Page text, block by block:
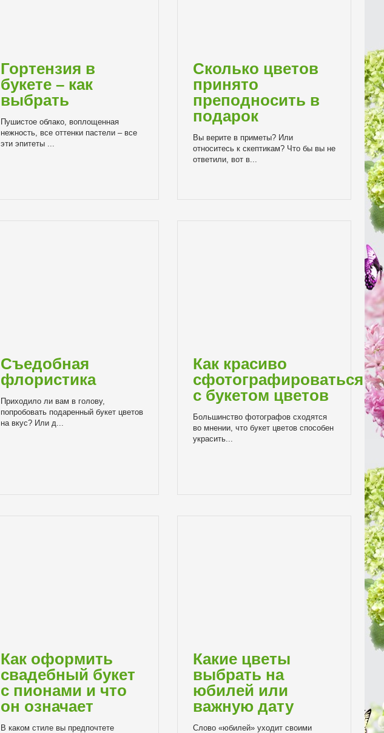
Гортензия в
букете – как
выбрать
Пушистое облако, воплощенная
нежность, все оттенки пастели – все
эти эпитеты ...
Сколько цветов
принято
преподносить в
подарок
Вы верите в приметы? Или
относитесь к скептикам? Что бы вы не
ответили, вот в...
Съедобная
флористика
Приходило ли вам в голову,
попробовать подаренный букет цветов
на вкус? Или д...
Как красиво
сфотографироваться
с букетом цветов
Большинство фотографов сходятся
во мнении, что букет цветов способен
украсить...
Как оформить
свадебный букет
с пионами и что
он означает
В каком стиле вы предпочтете
Какие цветы
выбрать на
юбилей или
важную дату
Слово «юбилей» уходит своими